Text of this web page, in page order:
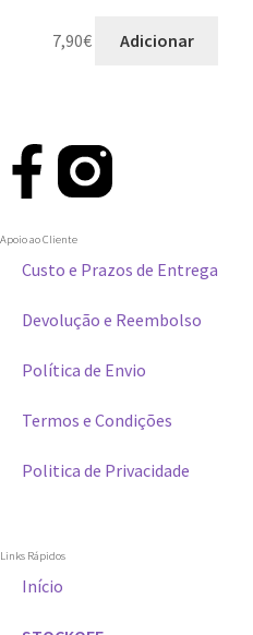
7,90€ Adicionar
Apoio ao Cliente
Custo e Prazos de Entrega
Devolução e Reembolso
Política de Envio
Termos e Condições
Politica de Privacidade
Links Rápidos
Início